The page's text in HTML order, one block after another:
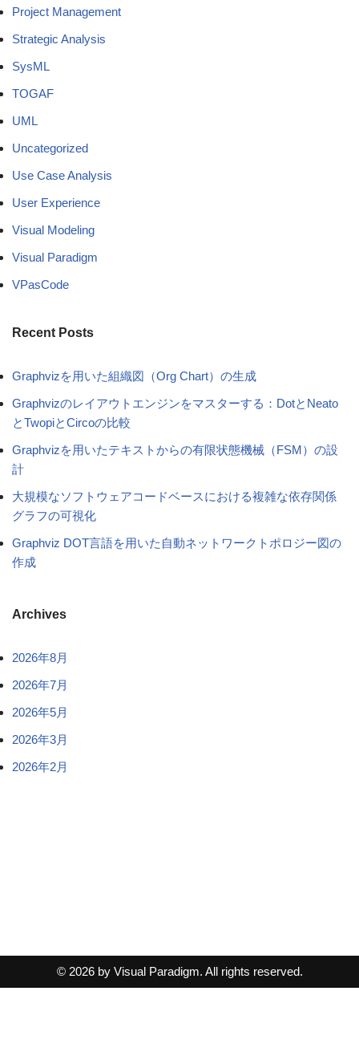
Project Management
Strategic Analysis
SysML
TOGAF
UML
Uncategorized
Use Case Analysis
User Experience
Visual Modeling
Visual Paradigm
VPasCode
Recent Posts
Graphvizを用いた組織図（Org Chart）の生成
Graphvizのレイアウトエンジンをマスターする：DotとNeato
とTwopiとCircoの比較
Graphvizを用いたテキストからの有限状態機械（FSM）の設
計
大規模なソフトウェアコードベースにおける複雑な依存関係
グラフの可視化
Graphviz DOT言語を用いた自動ネットワークトポロジー図の
作成
Archives
2026年8月
2026年7月
2026年5月
2026年3月
2026年2月
© 2026 by Visual Paradigm. All rights reserved.